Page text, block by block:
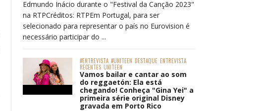
Edmundo Inácio durante o "Festival da Canção 2023"
na RTPCréditos: RTPEm Portugal, para ser
selecionado para representar o país no Eurovision é
necessário participar do ...
#ENTREVISTA #UNITEEN DESTAQUE ENTREVISTA
RECENTES UNITEEN
Vamos bailar e cantar ao som
do reggaetón: Ela está
chegando! Conheça "Gina Yei" a
primeira série original Disney
gravada em Porto Rico